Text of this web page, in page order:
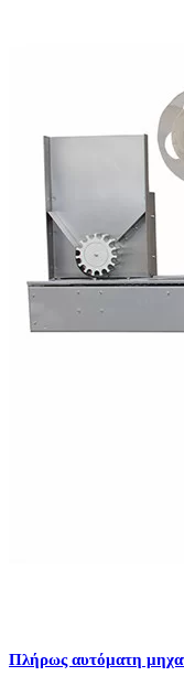
Πλήρως αυτόματη